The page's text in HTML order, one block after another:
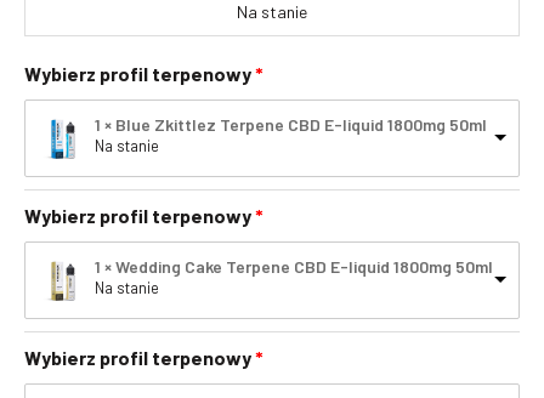
Na stanie
Wybierz profil terpenowy
1 × Blue Zkittlez Terpene CBD E-liquid 1800mg 50ml
Na stanie
Wybierz profil terpenowy
1 × Wedding Cake Terpene CBD E-liquid 1800mg 50ml
Na stanie
Wybierz profil terpenowy